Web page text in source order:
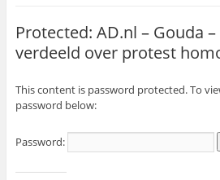
Protected: AD.nl – Gouda
verdeeld over protest
This content is password protected. To
password below:
Password: